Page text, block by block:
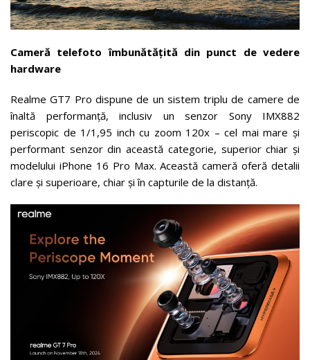
Cameră telefoto îmbunătățită din punct de vedere
hardware
Realme GT7 Pro dispune de un sistem triplu de camere de
înaltă performanță, inclusiv un senzor Sony IMX882
periscopic de 1/1,95 inch cu zoom 120x – cel mai mare și
performant senzor din această categorie, superior chiar și
modelului iPhone 16 Pro Max. Această cameră oferă detalii
clare și superioare, chiar și în capturile de la distanță.